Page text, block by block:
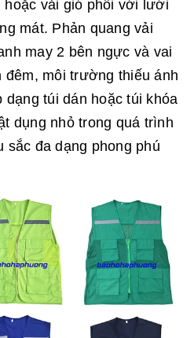
hoặc vải gió phối với lưới
mát. Phản quang vải
may 2 bên ngực và vai
đêm, môi trường thiếu ánh
dạng túi dán hoặc túi khóa
dụng nhỏ trong quá trình
sắc đa dạng phong phú